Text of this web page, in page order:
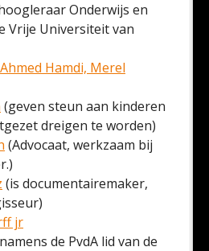
Onderwijs en
Vrije Universiteit van
Hamdi, Merel
(geven steun aan kinderen
dreigen te worden)
(Advocaat, werkzaam bij
(is documentairemaker,
jr
de PvdA lid van de